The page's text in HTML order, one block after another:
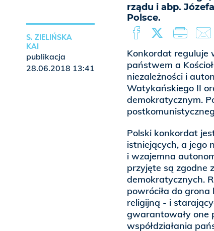
rządu i abp.
Polsce.
Konkordat reguluje
państwem a
niezależności i
Watykańskiego II
demokratycznym.
Polski konkordat
istniejących, a jego
i wzajemna
przyjęte są zgodne
demokratycznych.
powróciła do
religijną - i
gwarantowały one
współdziałania
S. ZIELIŃSKA
KAI
publikacja
28.06.2018 13:41